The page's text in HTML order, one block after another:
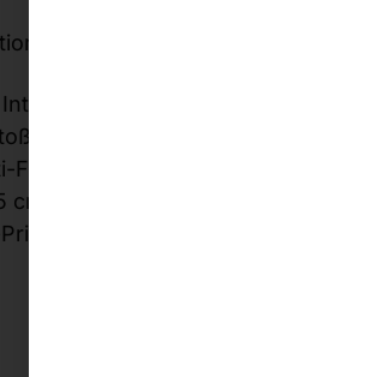
Bitte schön!
Core™ i3-10100TE oder i5-
08
Fingerprint
(geringer Personalaufwand),